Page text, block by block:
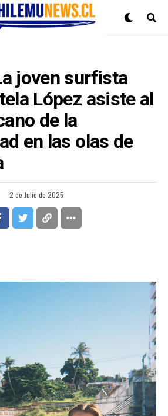
joven surfista
López asiste al
de la
en las olas de
2 de Julio de 2025